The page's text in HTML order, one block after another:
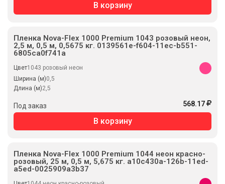
В корзину
Пленка Nova-Flex 1000 Premium 1043 розовый неон,
2,5 м, 0,5 м, 0,5675 кг. 0139561e-f604-11ec-b551-
6805ca0f741a
Цвет1043 розовый неон
Ширина (м)0,5
Длина (м)2,5
Под заказ 568.17
В корзину
Пленка Nova-Flex 1000 Premium 1044 неон красно-
розовый, 25 м, 0,5 м, 5,675 кг. a10c430a-126b-11ed-
a5ed-0025909a3b37